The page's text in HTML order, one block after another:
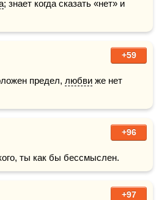
; знает когда сказать «нет» и
+59
предел, любви же нет
+96
ты как бы бессмыслен.
+97